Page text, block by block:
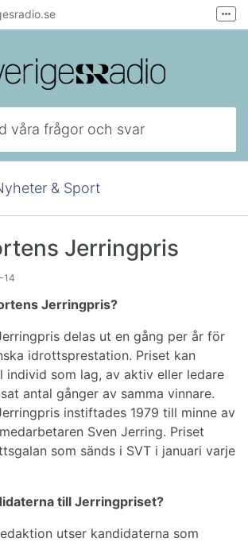
Mejla lyssnarservice
Fler
& Sport
Jerringpris
14
Jerringpris?
delas ut en gång per år för
idrottsprestation. Priset kan
individ som lag, av aktiv eller ledare
antal gånger av samma vinnare.
instiftades 1979 till minne av
Sven Jerring. Priset
som sänds i SVT i januari varje
till Jerringpriset?
utser kandidaterna som